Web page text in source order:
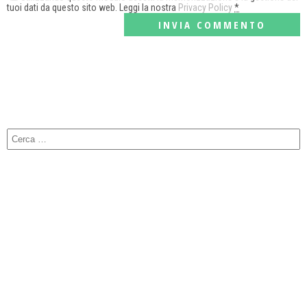
tuoi dati da questo sito web. Leggi la nostra Privacy Policy*